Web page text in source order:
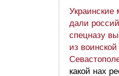
Украинские
дали
спецназу
из
какой нах